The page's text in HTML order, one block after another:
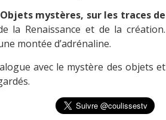
mystères, sur les traces de
la Renaissance et de la création.
montée d’adrénaline.
avec le mystère des objets et